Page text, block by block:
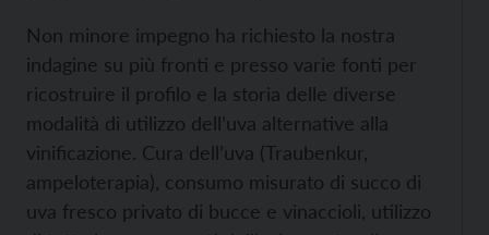
Non minore impegno ha richiesto la nostra
indagine su più fronti e presso varie fonti per
ricostruire il profilo e la storia delle diverse
modalità di utilizzo dell’uva alternative alla
vinificazione. Cura dell’uva (Traubenkur,
ampeloterapia), consumo misurato di succo di
uva fresco privato di bucce e vinaccioli, utilizzo